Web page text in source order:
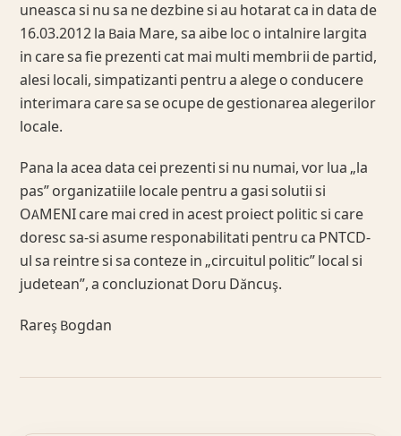
uneasca si nu sa ne dezbine si au hotarat ca in data de
16.03.2012 la Baia Mare, sa aibe loc o intalnire largita
in care sa fie prezenti cat mai multi membrii de partid,
alesi locali, simpatizanti pentru a alege o conducere
interimara care sa se ocupe de gestionarea alegerilor
locale.
Pana la acea data cei prezenti si nu numai, vor lua „la
pas” organizatiile locale pentru a gasi solutii si
OAMENI care mai cred in acest proiect politic si care
doresc sa-si asume responabilitati pentru ca PNTCD-
ul sa reintre si sa conteze in „circuitul politic” local si
judetean”, a concluzionat Doru Dăncuş.
Rareş Bogdan